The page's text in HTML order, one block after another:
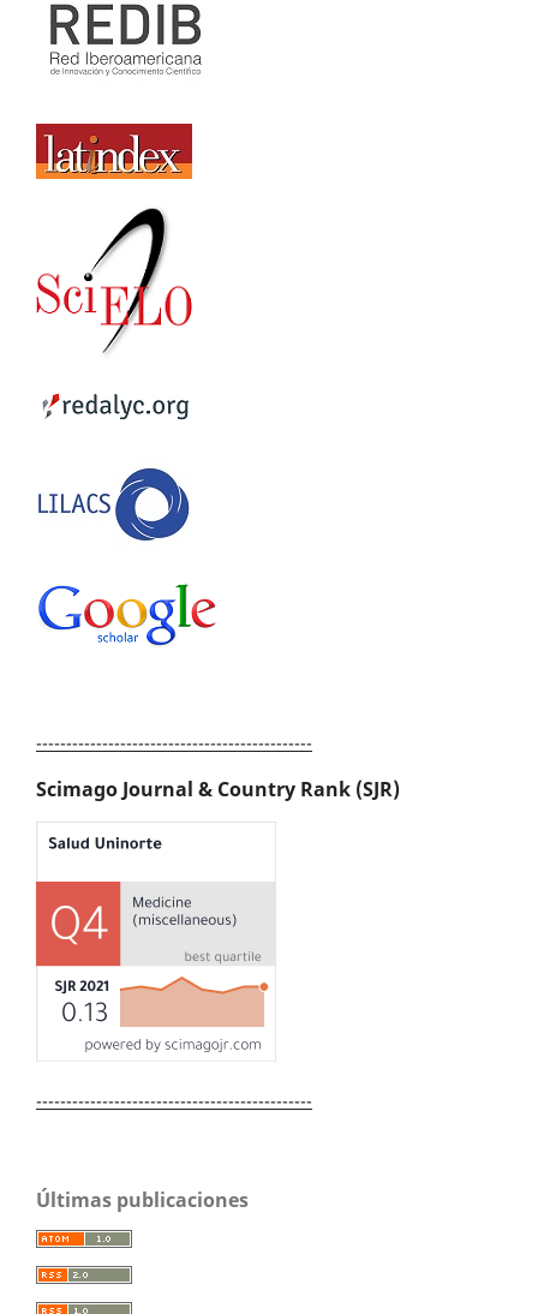
----------------------------------------------
Scimago Journal & Country Rank (SJR)
----------------------------------------------
Últimas publicaciones